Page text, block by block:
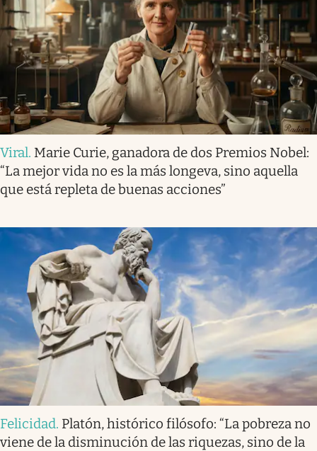
Viral. Marie Curie, ganadora de dos Premios Nobel:
“La mejor vida no es la más longeva, sino aquella
que está repleta de buenas acciones”
Felicidad. Platón, histórico filósofo: “La pobreza no
viene de la disminución de las riquezas, sino de la